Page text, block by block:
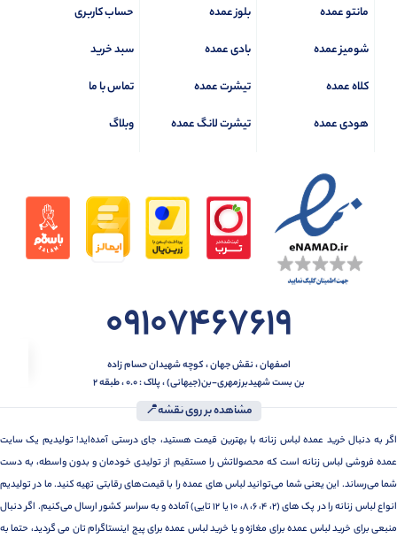
مانتو عمده
شومیز عمده
کلاه عمده
هودی عمده
بلوز عمده
بادی عمده
تیشرت عمده
تیشرت لانگ عمده
حساب کاربری
سبد خرید
تماس با ما
وبلاگ
09107467619
اصفهان ، نقش جهان ، کوچه شهیدان حسام زاده
بن بست شهیدبرزمهری-بن(جیهانی) ، پلاک : 0.0 ، طبقه 2
مشاهده بر روی نقشه📍
اگر به دنبال خرید عمده لباس زنانه با بهترین قیمت هستید، جای درستی آمده‌اید! تولیدیم یک سایت
عمده فروشی لباس زنانه است که محصولاتش را مستقیم از تولیدی خودمان و بدون واسطه، به دست
شما می‌رساند. این یعنی شما می‌توانید لباس های عمده را با قیمت‌های رقابتی تهیه کنید. ما در تولیدیم
انواع لباس زنانه را در پک های (2، 4، 6، 8، 10 یا 12 تایی) آماده و به سراسر کشور ارسال می‌کنیم. اگر دنبال
منبعی برای خرید لباس عمده برای مغازه و یا خرید لباس عمده برای پیج اینستاگرام تان می گردید، حتما به